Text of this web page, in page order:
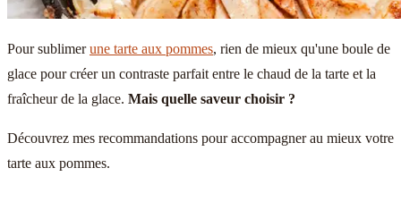
Pour sublimerune tarte aux pommes, rien de mieux qu'une boule de
glace pour créer un contraste parfait entre le chaud de la tarte et la
fraîcheur de la glace. Mais quelle saveur choisir ?
Découvrez mes recommandations pour accompagner au mieux votre
tarte aux pommes.